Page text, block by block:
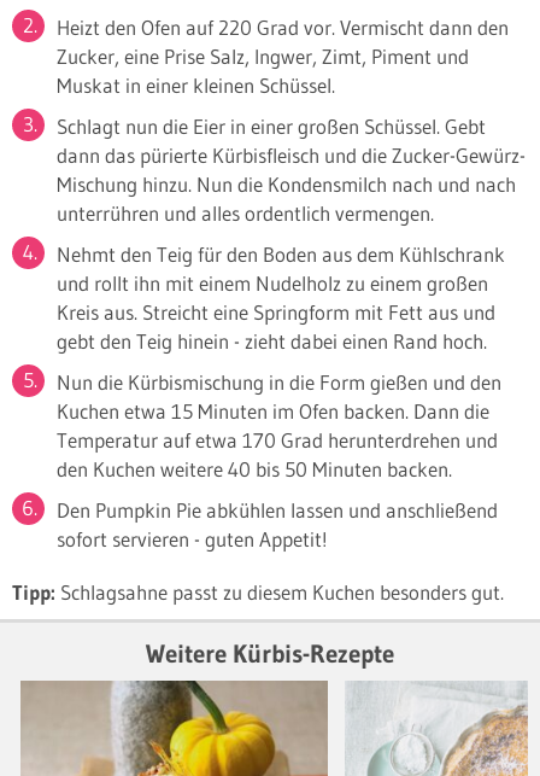
Heizt den Ofen auf 220 Grad vor. Vermischt dann den
Zucker, eine Prise Salz, Ingwer, Zimt, Piment und
Muskat in einer kleinen Schüssel.
Schlagt nun die Eier in einer großen Schüssel. Gebt
dann das pürierte Kürbisfleisch und die Zucker-Gewürz-
Mischung hinzu. Nun die Kondensmilch nach und nach
unterrühren und alles ordentlich vermengen.
Nehmt den Teig für den Boden aus dem Kühlschrank
und rollt ihn mit einem Nudelholz zu einem großen
Kreis aus. Streicht eine Springform mit Fett aus und
gebt den Teig hinein - zieht dabei einen Rand hoch.
Nun die Kürbismischung in die Form gießen und den
Kuchen etwa 15 Minuten im Ofen backen. Dann die
Temperatur auf etwa 170 Grad herunterdrehen und
den Kuchen weitere 40 bis 50 Minuten backen.
Den Pumpkin Pie abkühlen lassen und anschließend
sofort servieren - guten Appetit!
Tipp: Schlagsahne passt zu diesem Kuchen besonders gut.
Weitere Kürbis-Rezepte